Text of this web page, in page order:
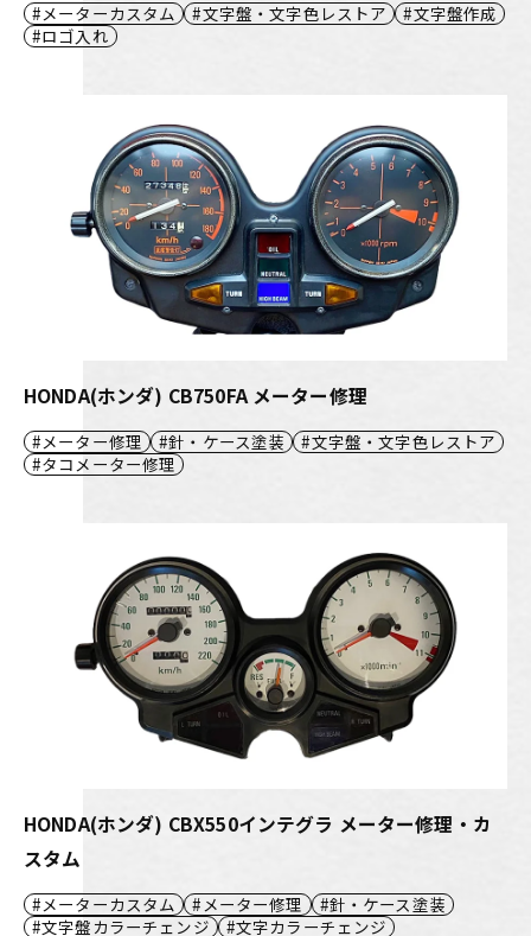
メーターカスタム 文字盤・文字色レストア
文字盤作成
ロゴ入れ
HONDA(ホンダ) CB750FA メーター修理
メーター修理 針・ケース塗装
文字盤・文字色レストア
タコメーター修理
HONDA(ホンダ) CBX550インテグラ メーター修理・カ
スタム
メーターカスタム メーター修理
針・ケース塗装
文字盤カラーチェンジ
文字カラーチェンジ